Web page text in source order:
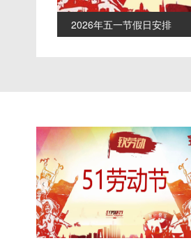
2026年五一节假日安排